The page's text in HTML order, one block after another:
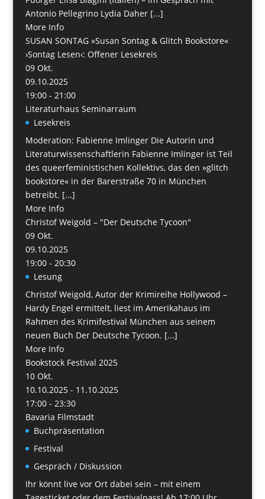
Antonio Pellegrino Lydia Daher [...]
More Info
SUSAN SONTAG »Susan Sontag & Glitch Bookstore«
›Sontag Lesen‹: Offener Lesekreis
09 Okt.
09.10.2025
19:00 - 21:00
Literaturhaus Seminarraum
Lesekreis
Moderation: Fabienne Imlinger Die Autorin und
Literaturwissenschaftlerin Fabienne Imlinger ist Teil
des queerfeministischen Kollektivs, das den »glitch
bookstore« in der Barerstraße 70 in München
betreibt. [...]
More Info
Christof Weigold – "Der Deutsche Tycoon"
09 Okt.
09.10.2025
19:00 - 20:30
Lesung
Christof Weigold, Autor der Krimireihe Hollywood –
Hardy Engel ermittelt, liest im Amerikahaus im
Rahmen des Krimifestival München aus seinem
neuen Buch Der Deutsche Tycoon. [...]
More Info
Bookstock Festival 2025
10 Okt.
10.10.2025 - 11.10.2025
17:00 - 23:30
Bavaria Filmstadt
Buchpräsentation
Festival
Gespräch / Diskussion
Ihr könnt live vor Ort dabei sein – mit einem